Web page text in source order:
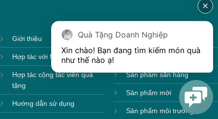
Giới thiệu
Hợp tác với Nhà cung cấp
Hợp tác cộng tác viên quà
tặng
Hướng dẫn sử dụng
Ảnh sản xuất
Sản phẩm theo mùa
Sản phẩm sẵn hàng
Sản phẩm mới
Sản phẩm môi trường
Quà Tặng Doanh Nghiệp
Xin chào! Bạn đang tìm kiếm món quà
như thế nào ạ!